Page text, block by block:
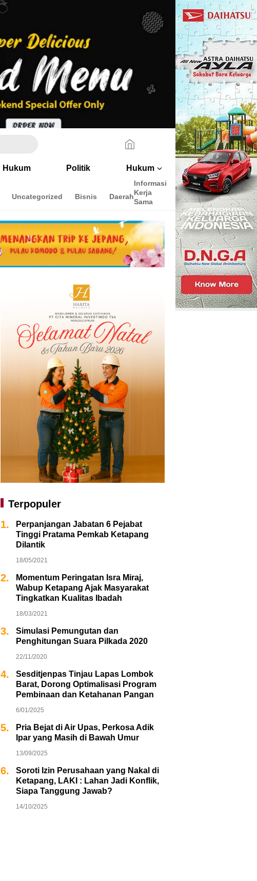
Hukum Politik Hukum
Uncategorized Bisnis Daerah
Informasi
Kerja
Sama
Peringkat
Penulis
Cara
menulis
disini
Terpopuler
1.
Perpanjangan Jabatan 6 Pejabat
Tinggi Pratama Pemkab Ketapang
Dilantik
18/05/2021
2.
Momentum Peringatan Isra Miraj,
Wabup Ketapang Ajak Masyarakat
Tingkatkan Kualitas Ibadah
18/03/2021
3.
Simulasi Pemungutan dan
Penghitungan Suara Pilkada 2020
22/11/2020
4.
Sesditjenpas Tinjau Lapas Lombok
Barat, Dorong Optimalisasi Program
Pembinaan dan Ketahanan Pangan
6/01/2025
5.
Pria Bejat di Air Upas, Perkosa Adik
Ipar yang Masih di Bawah Umur
13/09/2025
6.
Soroti Izin Perusahaan yang Nakal di
Ketapang, LAKI : Lahan Jadi Konflik,
Siapa Tanggung Jawab?
14/10/2025